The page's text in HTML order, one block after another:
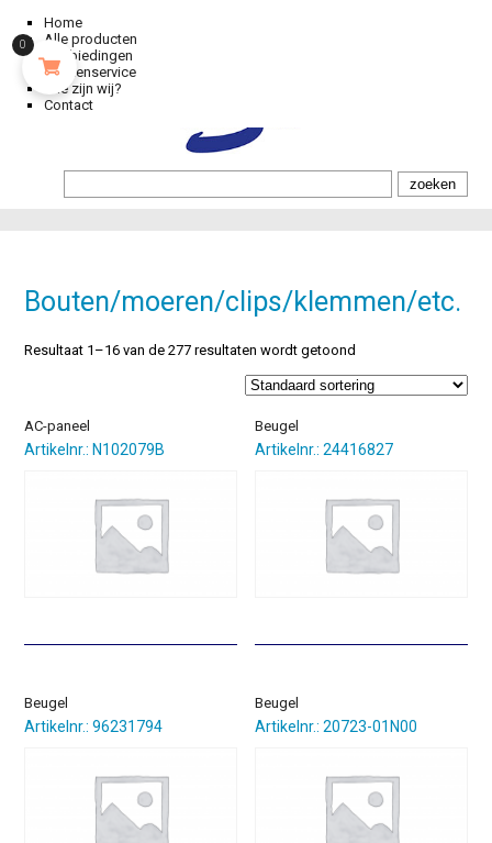
Home
Alle producten
Aanbiedingen
Klantenservice
Wie zijn wij?
Contact
Bouten/moeren/clips/klemmen/etc.
Resultaat 1–16 van de 277 resultaten wordt getoond
AC-paneel
Artikelnr.: N102079B
Beugel
Artikelnr.: 24416827
Beugel
Artikelnr.: 96231794
Beugel
Artikelnr.: 20723-01N00
0